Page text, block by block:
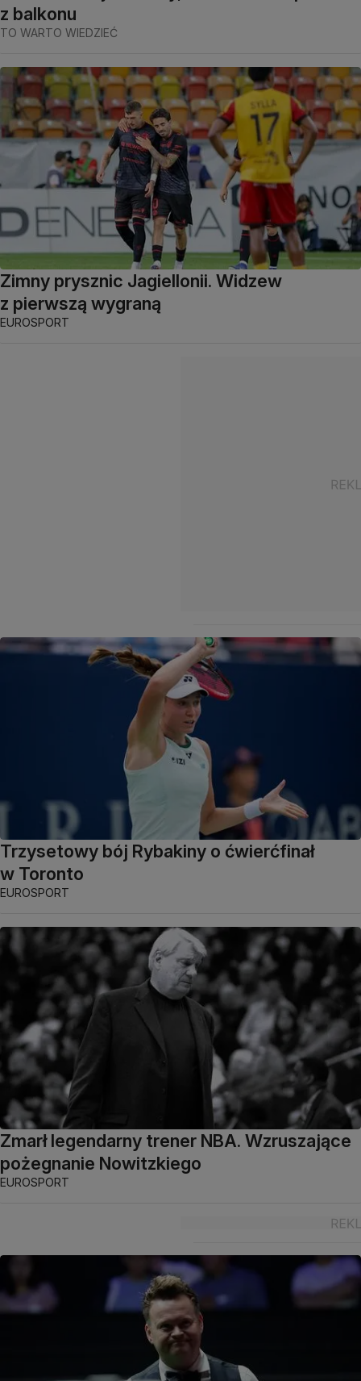
z balkonu
TO WARTO WIEDZIEĆ
Zimny prysznic Jagiellonii. Widzew
z pierwszą wygraną
EUROSPORT
Trzysetowy bój Rybakiny o ćwierćfinał
w Toronto
EUROSPORT
Zmarł legendarny trener NBA. Wzruszające
pożegnanie Nowitzkiego
EUROSPORT